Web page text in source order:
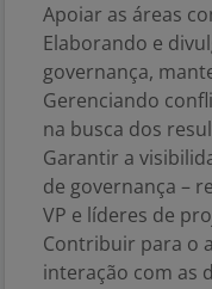
Apoiar as áreas
Elaborando e
governança,
Gerenciando
na busca dos
Garantir a
de governança –
VP e líderes de
Contribuir para o
interação com as